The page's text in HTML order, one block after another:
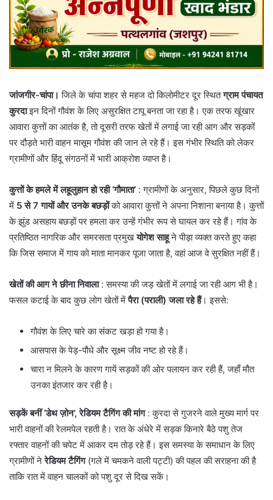
जांजगीर-चांपा। जिले के चांपा शहर से महज दो किलोमीटर दूर स्थितग्राम पंचायत
कुरदाइन दिनों गौवंश के लिए असुरक्षित टापू बनता जा रहा है। एक तरफ खूंखार
आवारा कुत्तों का आतंक है, तो दूसरी तरफ खेतों में लगाई जा रही आग और सड़कों
पर दौड़ते भारी वाहन मासूम गौवंश की जान ले रहे हैं। इस गंभीर स्थिति को लेकर
ग्रामीणों और हिंदू संगठनों में भारी आक्रोश व्याप्त है।
कुत्तों के हमले में लहूलुहान हो रही ‘गौमाता’ : ​ग्रामीणों के अनुसार, पिछले कुछ दिनों
में 5 से 7 गायों और उनके बछड़ोंको आवारा कुत्तों ने अपना निशाना बनाया है। कुत्तों
के झुंड असहाय बछड़ों पर हमला कर उन्हें गंभीर रूप से घायल कर रहे हैं। गांव के
प्रतिष्ठित नागरिक और समरसता प्रमुखयोगेश साहूने पीड़ा व्यक्त करते हुए कहा
कि जिस समाज में गाय को माता मानकर पूजा जाता है, वहां आज वे सुरक्षित नहीं हैं।
खेतों की आग ने छीना निवाला: ​समस्या की जड़ खेतों में लगाई जा रही आग भी है।
फसल कटाई के बाद कुछ लोग खेतों मेंपैरा (पराली) जला रहे हैं। इससे:
​गौवंश के लिए चारे का संकट खड़ा हो गया है।
​आसपास के पेड़-पौधे और सूक्ष्म जीव नष्ट हो रहे हैं।
​चारा न मिलने के कारण गायें सड़कों की ओर पलायन कर रही हैं, जहाँ मौत
उनका इंतजार कर रही है।
सड़कें बनीं ‘डेथ ज़ोन’, रेडियम टैगिंग की मांग: ​कुरदा से गुजरने वाले मुख्य मार्ग पर
भारी वाहनों की रेलमपेल रहती है। रात के अंधेरे में सड़क किनारे बैठे पशु तेज
रफ्तार वाहनों की चपेट में आकर दम तोड़ रहे हैं। इस समस्या के समाधान के लिए
ग्रामीणों नेरेडियम टैगिंग(गले में चमकने वाली पट्टी) की पहल की सराहना की है
ताकि रात में वाहन चालकों को पशु दूर से दिख सकें।